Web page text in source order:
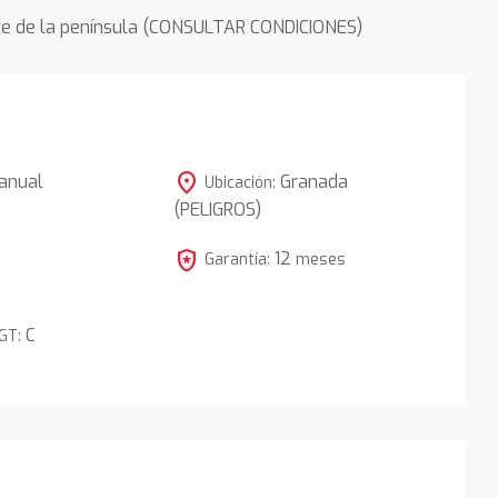
la península (CONSULTAR CONDICIONES)
C
location_on Ubicación: Granada
(PELIGROS)
local_police Garantía: 12 meses